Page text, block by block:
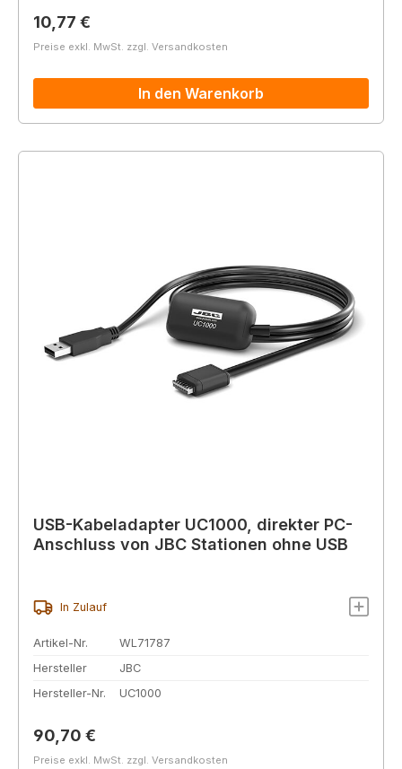
Regulärer Preis:
10,77 €
Preise exkl. MwSt. zzgl. Versandkosten
In den Warenkorb
USB-Kabeladapter UC1000, direkter PC-
Anschluss von JBC Stationen ohne USB
In Zulauf
Artikel-Nr.
WL71787
Hersteller
JBC
Hersteller-Nr.
UC1000
Regulärer Preis:
90,70 €
Preise exkl. MwSt. zzgl. Versandkosten